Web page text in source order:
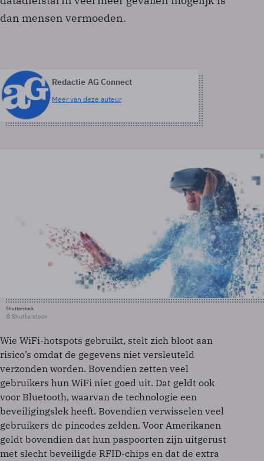
dan mensen vermoeden.
Redactie AG Connect
Meer van deze auteur
Shutterstock
© Shutterstock
Wie WiFi-hotspots gebruikt, stelt zich bloot aan
risico’s omdat de gegevens niet versleuteld
verzonden worden. Bovendien zetten veel
gebruikers hun WiFi niet goed uit. Dat geldt ook
voor Bluetooth, waarvan de technologie een
beveiligingslek heeft. Bovendien verwisselen veel
gebruikers de pincodes zelden. Voor Amerikanen
geldt bovendien dat hun paspoorten zijn uitgerust
met slecht beveiligde RFID-chips en dat de extra